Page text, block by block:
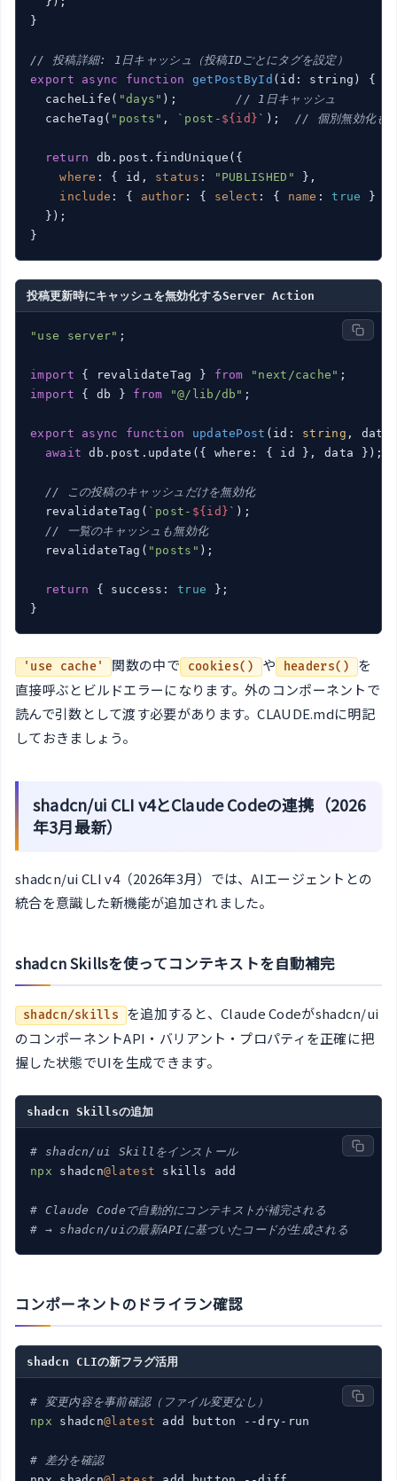
}
// 投稿詳細: 1日キャッシュ（投稿IDごとにタグを設定）
export
async function getPostById ( id: string ) {
  cacheLife(
"days" ); // 1日キャッシュ
  cacheTag(
"posts" , `post- ${id} ` ); // 個別無効化も
return db.post.findUnique({
where : { id, status : "PUBLISHED"
},
include : { author : { select : { name : true
} }
  });
}
投稿更新時にキャッシュを無効化するServer Action
"use server" ;
import { revalidateTag } from "next/cache"
import { db } from "@/lib/db" ;
export async function updatePost ( id: string ,
await db.post.update({ where: { id }, data });
// この投稿のキャッシュだけを無効化
  revalidateTag(
`post- ${id} ` );
// 一覧のキャッシュも無効化
  revalidateTag(
"posts" );
return { success: true };
}
'use cache' 関数の中で cookies() や headers()
を
直接呼ぶとビルドエラーになります。外のコンポーネントで
読んで引数として渡す必要があります。CLAUDE.mdに明記
しておきましょう。
shadcn/ui CLI v4とClaude Codeの連携（2026
年3月最新）
shadcn/ui CLI v4（2026年3月）では、AIエージェントとの
統合を意識した新機能が追加されました。
shadcn Skillsを使ってコンテキストを自動補完
shadcn/skills
を追加すると、Claude Codeがshadcn/ui
のコンポーネントAPI・バリアント・プロパティを正確に把
握した状態でUIを生成できます。
shadcn Skillsの追加
# shadcn/ui Skillをインストール
npx shadcn@latest skills add
# Claude Codeで自動的にコンテキストが補完される
# → shadcn/uiの最新APIに基づいたコードが生成される
コンポーネントのドライラン確認
shadcn CLIの新フラグ活用
# 変更内容を事前確認（ファイル変更なし）
npx shadcn@latest add button --dry-run
# 差分を確認